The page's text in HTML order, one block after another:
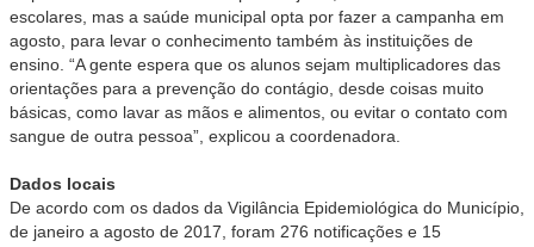
escolares, mas a saúde municipal opta por fazer a campanha em
agosto, para levar o conhecimento também às instituições de
ensino. “A gente espera que os alunos sejam multiplicadores das
orientações para a prevenção do contágio, desde coisas muito
básicas, como lavar as mãos e alimentos, ou evitar o contato com
sangue de outra pessoa”, explicou a coordenadora.
Dados locais
De acordo com os dados da Vigilância Epidemiológica do Município,
de janeiro a agosto de 2017, foram 276 notificações e 15